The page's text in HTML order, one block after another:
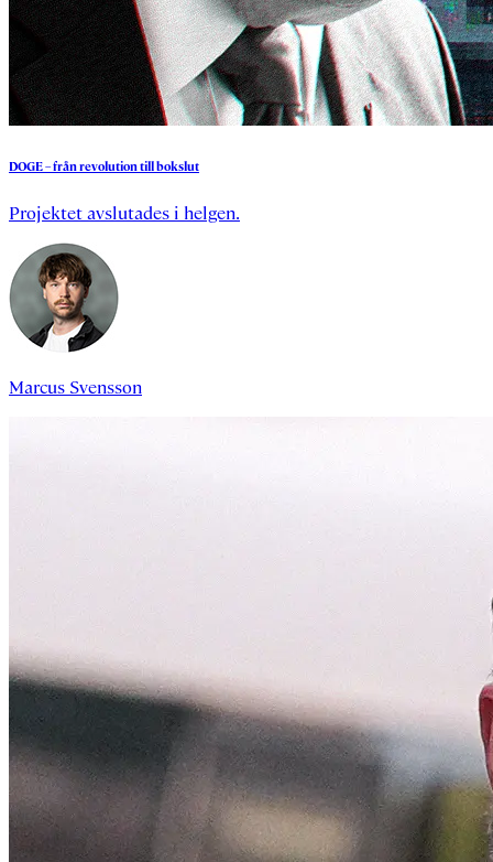
DOGE–frånrevolutiontillbokslut
Projektet avslutades i helgen.
Marcus Svensson